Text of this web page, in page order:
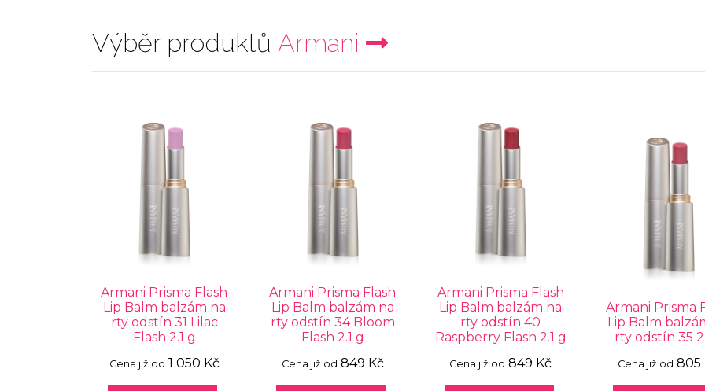
Výběr produktů Armani
Armani Prisma Flash
Lip Balm balzám na
rty odstín 31 Lilac
Flash 2.1 g
Cena již od 1 050 Kč
Armani Prisma Flash
Lip Balm balzám na
rty odstín 34 Bloom
Flash 2.1 g
Cena již od 849 Kč
Armani Prisma Flash
Lip Balm balzám na
rty odstín 40
Raspberry Flash 2.1 g
Cena již od 849 Kč
Armani Prisma
Lip Balm
rty odstín 35
Cena již od 805